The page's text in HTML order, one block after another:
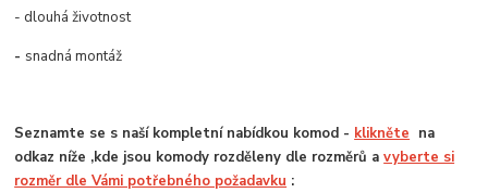
- dlouhá životnost
- snadná montáž
Seznamte se s naší kompletní nabídkou komod - klikněte na
odkaz níže ,kde jsou komody rozděleny dle rozměrů avyberte si
rozměr dle Vámi potřebného požadavku :